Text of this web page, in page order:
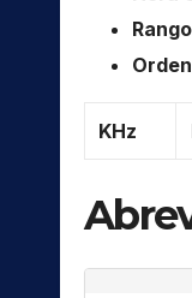
Orden
KHz